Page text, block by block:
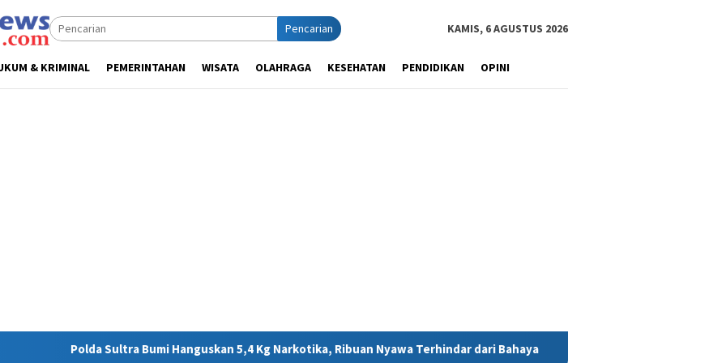
Pencarian KAMIS, 6 AGUSTUS 2026
& KRIMINAL PEMERINTAHAN WISATA OLAHRAGA KESEHATAN PENDIDIKAN OPINI
Hanguskan 5,4 Kg Narkotika, Ribuan Nyawa Terhindar dari Bahaya MIND ID Tegaskan Dukungan Penuh Bagi PT Vale di